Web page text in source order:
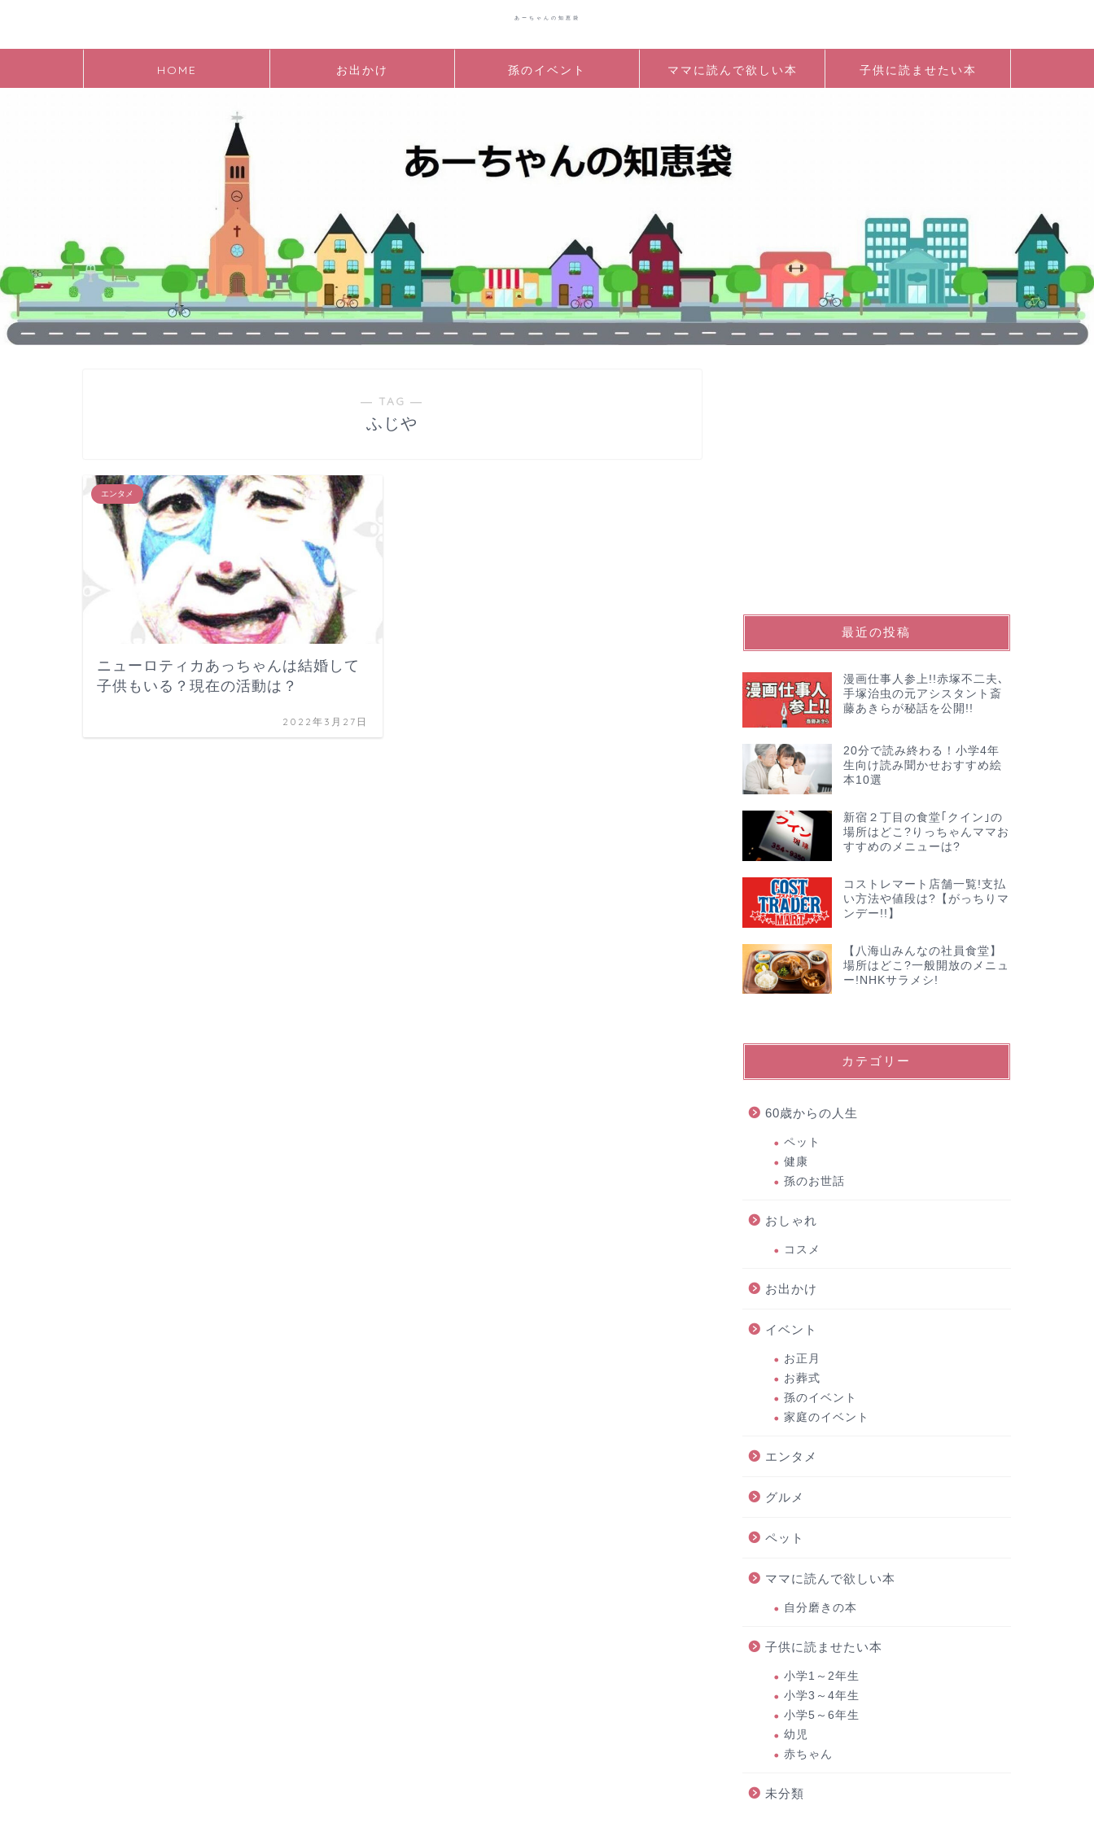
あーちゃんの知恵袋
HOME お出かけ 孫のイベント ママに読んで欲しい本 子供に読ませたい本
― TAG ―
ふじや
エンタメ
ニューロティカあっちゃんは結婚して
子供もいる？現在の活動は？
2022年3月27日
最近の投稿
漫画仕事人参上!!赤塚不二夫､
手塚治虫の元アシスタント斎
藤あきらが秘話を公開!!
20分で読み終わる！小学4年
生向け読み聞かせおすすめ絵
本10選
新宿２丁目の食堂｢クイン｣の
場所はどこ?りっちゃんママお
すすめのメニューは?
コストレマート店舗一覧!支払
い方法や値段は?【がっちりマ
ンデー!!】
【八海山みんなの社員食堂】
場所はどこ?一般開放のメニュ
ー!NHKサラメシ!
カテゴリー
60歳からの人生
ペット
健康
孫のお世話
おしゃれ
コスメ
お出かけ
イベント
お正月
お葬式
孫のイベント
家庭のイベント
エンタメ
グルメ
ペット
ママに読んで欲しい本
自分磨きの本
子供に読ませたい本
小学1～2年生
小学3～4年生
小学5～6年生
幼児
赤ちゃん
未分類